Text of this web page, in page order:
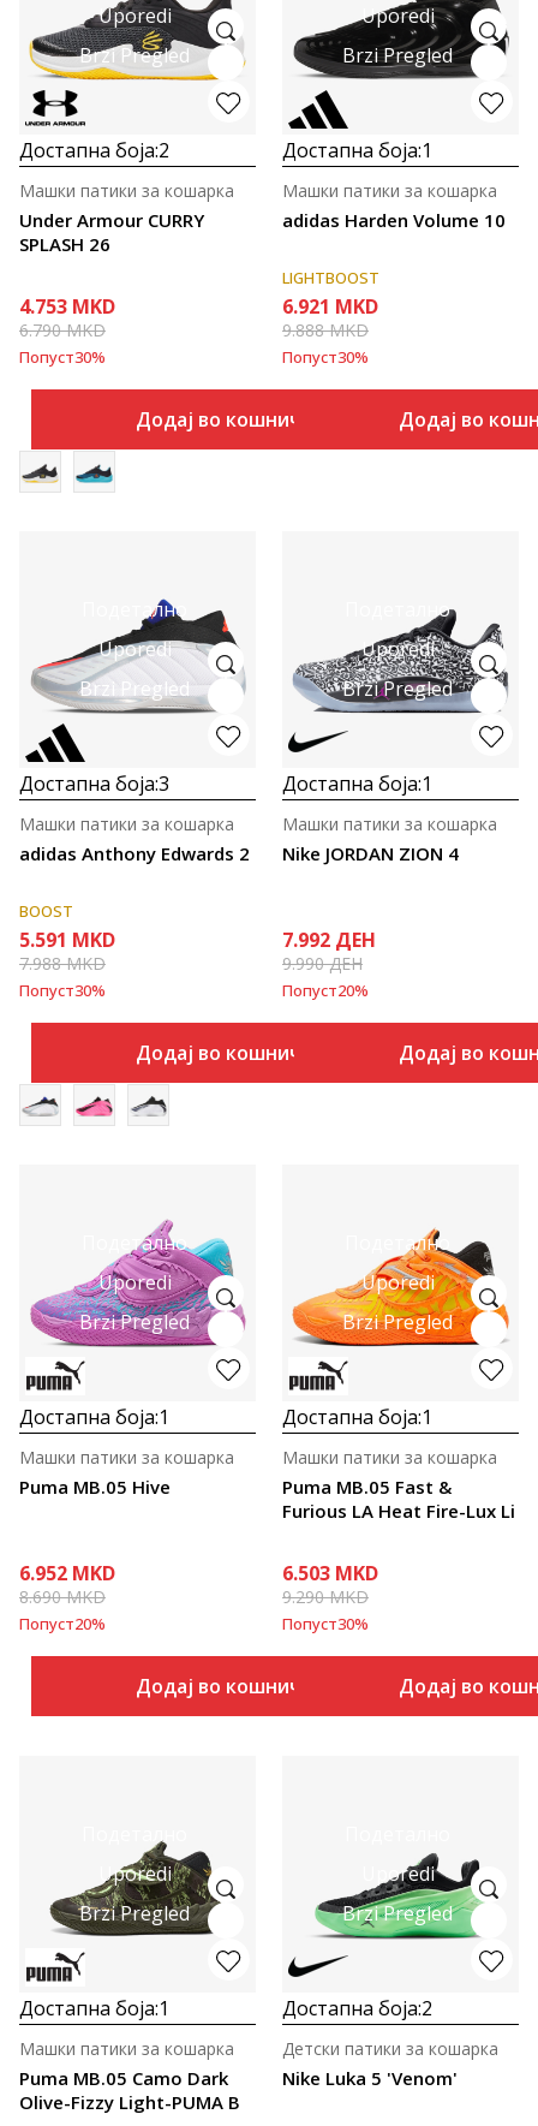
Uporedi
Brzi Pregled
Достапна боја:2
Under Armour CURRY
SPLASH 26
Машки патики за кошарка
4.753 MKD
6.790MKD
Попуст30%
Додај во кошничка
Uporedi
Brzi Pregled
Достапна боја:1
adidas Harden Volume 10
Машки патики за кошарка
LIGHTBOOST
6.921 MKD
9.888MKD
Попуст30%
Додај во
Подетално
Uporedi
Brzi Pregled
Достапна боја:3
adidas Anthony Edwards 2
Машки патики за кошарка
BOOST
5.591 MKD
7.988MKD
Попуст30%
Додај во кошничка
Подетално
Uporedi
Brzi Pregled
Достапна боја:1
Nike JORDAN ZION 4
Машки патики за кошарка
7.992 ДЕН
9.990ДЕН
Попуст20%
Додај во
Подетално
Uporedi
Brzi Pregled
Достапна боја:1
Puma MB.05 Hive
Машки патики за кошарка
6.952 MKD
8.690MKD
Попуст20%
Додај во кошничка
Подетално
Uporedi
Brzi Pregled
Достапна боја:1
Puma MB.05 Fast &
Furious LA Heat Fire-Lux Li
Машки патики за кошарка
6.503 MKD
9.290MKD
Попуст30%
Додај во
Подетално
Uporedi
Brzi Pregled
Достапна боја:1
Puma MB.05 Camo Dark
Olive-Fizzy Light-PUMA B
Машки патики за кошарка
Uporedi
Brzi Pregled
Достапна боја:2
Nike Luka 5 'Venom'
Детски патики за кошарка